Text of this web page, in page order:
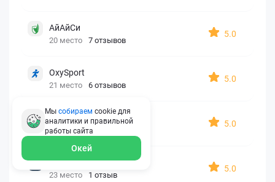
АйАйСи
20 место 7 отзывов
5.0
OxySport
21 место 6 отзывов
5.0
ERGO AXA
22 место 2 отзыва
5.0
Oxy Travel Premium
23 место 1 отзыв
5.0
Мы собираем cookie для
аналитики и правильной
работы сайта
Окей